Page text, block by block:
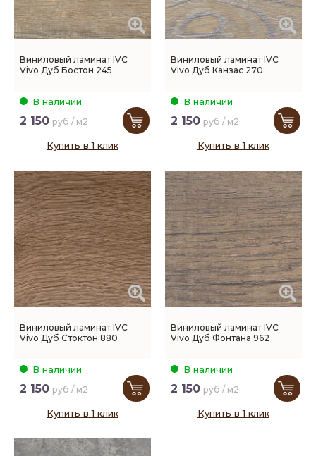
Виниловый ламинат IVC
Vivo Дуб Бостон 245
В наличии
2 150 руб / м2
Купить в 1 клик
Виниловый ламинат IVC
Vivo Дуб Канзас 270
В наличии
2 150 руб / м2
Купить в 1 клик
Виниловый ламинат IVC
Vivo Дуб Стоктон 880
В наличии
2 150 руб / м2
Купить в 1 клик
Виниловый ламинат IVC
Vivo Дуб Фонтана 962
В наличии
2 150 руб / м2
Купить в 1 клик